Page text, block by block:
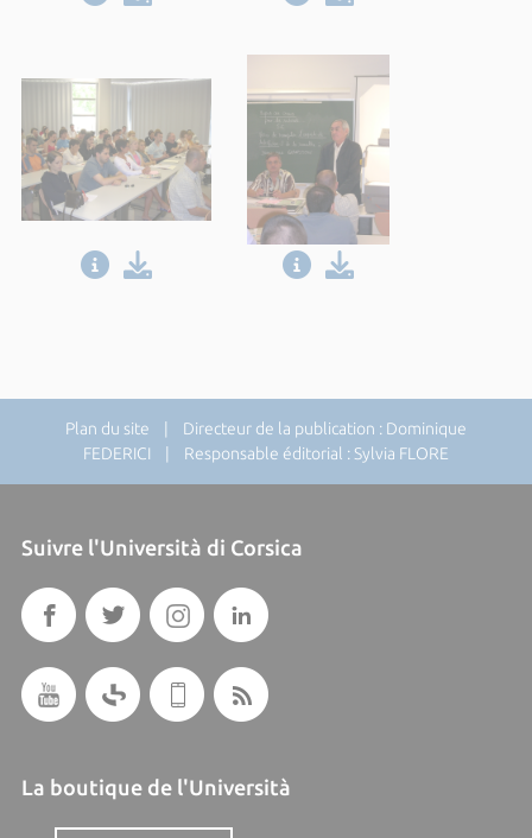
Plan du site | Directeur de la publication : Dominique
FEDERICI | Responsable éditorial : Sylvia FLORE
Suivre l'Università di Corsica
La boutique de l'Università